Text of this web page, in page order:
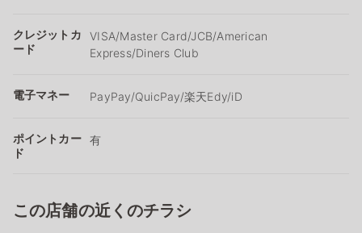
クレジットカ
ード
VISA/Master Card/JCB/American
Express/Diners Club
電子マネー PayPay/QuicPay/楽天Edy/iD
ポイントカー
ド
有
この店舗の近くのチラシ